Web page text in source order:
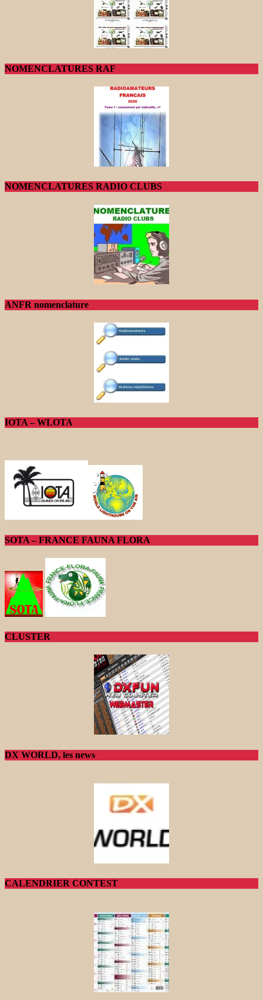
NOMENCLATURES RAF
NOMENCLATURES RADIO CLUBS
ANFR nomenclature
IOTA – WLOTA
SOTA – FRANCE FAUNA FLORA
CLUSTER
DX WORLD, les news
CALENDRIER CONTEST